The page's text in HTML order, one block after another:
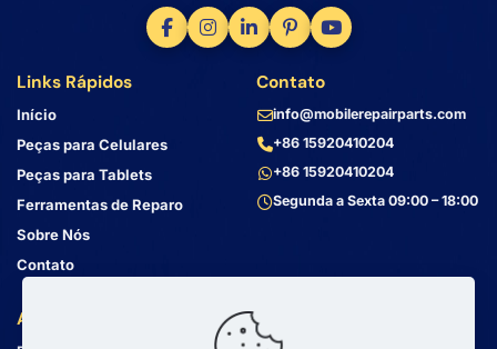
Links Rápidos
Início
Peças para Celulares
Peças para Tablets
Ferramentas de Reparo
Sobre Nós
Contato
Atendimento ao Cliente
Contato
info@mobilerepairparts.com
+86 15920410204
+86 15920410204
Segunda a Sexta 09:00 – 18:00
Endereço